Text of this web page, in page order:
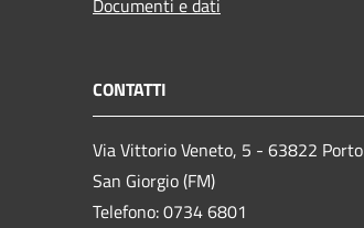
Documenti e dati
CONTATTI
Via Vittorio Veneto, 5 - 63822 Porto
San Giorgio (FM)
Telefono: 0734 6801